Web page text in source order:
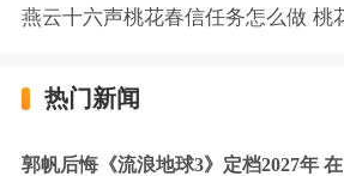
热门新闻
郭帆后悔《流浪地球3》定档2027年 在